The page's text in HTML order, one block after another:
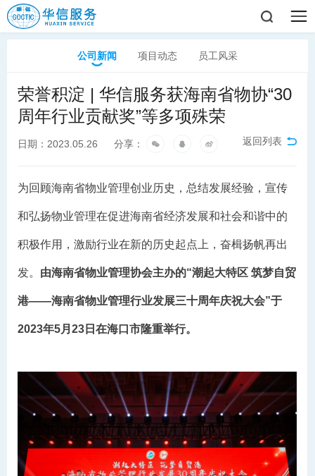
公司新闻 项目动态 员工风采
荣誉积淀 | 华信服务获海南省物协“30
周年行业贡献奖”等多项殊荣
日期：2023.05.26 分享： 返回列表
为回顾海南省物业管理创业历史，总结发展经验，宣传
和弘扬物业管理在促进海南省经济发展和社会和谐中的
积极作用，激励行业在新的历史起点上，奋楫扬帆再出
发。 由海南省物业管理协会主办的“潮起大特区 筑梦自贸
港——海南省物业管理行业发展三十周年庆祝大会”于
2023年5月23日在海口市隆重举行。